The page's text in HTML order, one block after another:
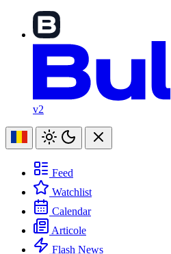
v2
Feed
Watchlist
Calendar
Articole
Flash News